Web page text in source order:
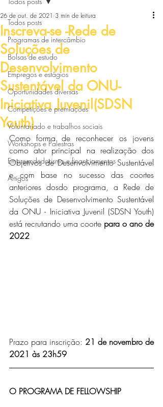
Todos posts
Programas de intercâmbio
Bolsas de estudo
Empregos e estágios
Oportunidades diversas
Competições e premiações
Voluntariado e trabalhos sociais
Workshops e Palestras
Empreendedorismo e financiamentos
Artigos
Inscreva-se -Rede de
Soluções de
Desenvolvimento
Sustentável da ONU-
Iniciativa Juvenil(SDSN
Youth)
26 de out. de 2021 3 min de leitura
Como forma de reconhecer os jovens
como ator principal na realização dos
Objetivos de Desenvolvimento Sustentável
e com base no sucesso das coortes
anteriores dosdo programa, a Rede de
Soluções de Desenvolvimento Sustentável
da ONU - Iniciativa Juvenil (SDSN Youth)
está recrutando uma coorte para o ano de
2022
Prazo para inscrição: 21 de novembro de
2021 às 23h59
O PROGRAMA DE FELLOWSHIP